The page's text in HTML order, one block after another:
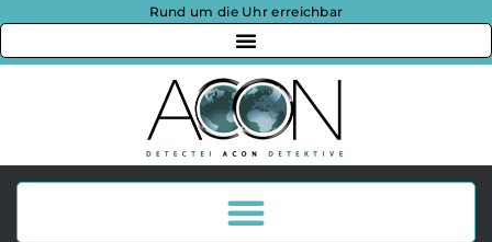
Rund um die Uhr erreichbar